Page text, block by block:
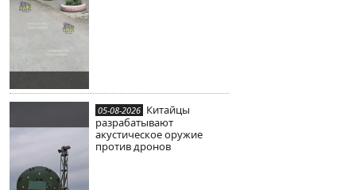
05-08-2026 Китайцы
разрабатывают
акустическое оружие
против дронов